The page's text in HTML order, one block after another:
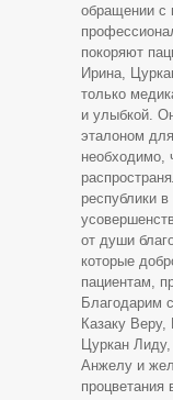
обращении с
покоряют
Ирина,
только
и улыбкой.
эталоном
необходимо,
республики
от души
которые
пациентам,
Благодарим
Казаку Веру,
Цуркан Лиду,
Анжелу и
процветания